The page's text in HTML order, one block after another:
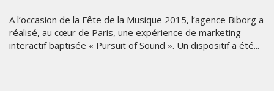
A l’occasion de la Fête de la Musique 2015, l’agence Biborg a
réalisé, au cœur de Paris, une expérience de marketing
interactif baptisée « Pursuit of Sound ». Un dispositif a été...